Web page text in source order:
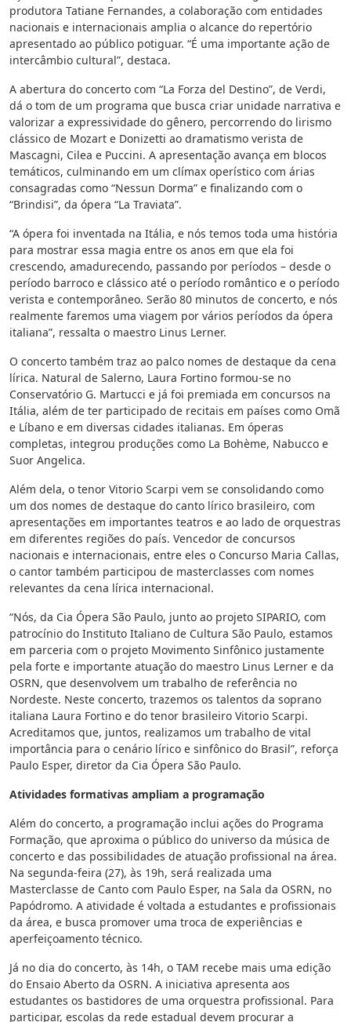
produtora Tatiane Fernandes, a colaboração com entidades
nacionais e internacionais amplia o alcance do repertório
apresentado ao público potiguar. “É uma importante ação de
intercâmbio cultural”, destaca.
A abertura do concerto com “La Forza del Destino”, de Verdi,
dá o tom de um programa que busca criar unidade narrativa e
valorizar a expressividade do gênero, percorrendo do lirismo
clássico de Mozart e Donizetti ao dramatismo verista de
Mascagni, Cilea e Puccini. A apresentação avança em blocos
temáticos, culminando em um clímax operístico com árias
consagradas como “Nessun Dorma” e finalizando com o
“Brindisi”, da ópera “La Traviata”.
“A ópera foi inventada na Itália, e nós temos toda uma história
para mostrar essa magia entre os anos em que ela foi
crescendo, amadurecendo, passando por períodos – desde o
período barroco e clássico até o período romântico e o período
verista e contemporâneo. Serão 80 minutos de concerto, e nós
realmente faremos uma viagem por vários períodos da ópera
italiana”, ressalta o maestro Linus Lerner.
O concerto também traz ao palco nomes de destaque da cena
lírica. Natural de Salerno, Laura Fortino formou-se no
Conservatório G. Martucci e já foi premiada em concursos na
Itália, além de ter participado de recitais em países como Omã
e Líbano e em diversas cidades italianas. Em óperas
completas, integrou produções como La Bohème, Nabucco e
Suor Angelica.
Além dela, o tenor Vitorio Scarpi vem se consolidando como
um dos nomes de destaque do canto lírico brasileiro, com
apresentações em importantes teatros e ao lado de orquestras
em diferentes regiões do país. Vencedor de concursos
nacionais e internacionais, entre eles o Concurso Maria Callas,
o cantor também participou de masterclasses com nomes
relevantes da cena lírica internacional.
“Nós, da Cia Ópera São Paulo, junto ao projeto SIPARIO, com
patrocínio do Instituto Italiano de Cultura São Paulo, estamos
em parceria com o projeto Movimento Sinfônico justamente
pela forte e importante atuação do maestro Linus Lerner e da
OSRN, que desenvolvem um trabalho de referência no
Nordeste. Neste concerto, trazemos os talentos da soprano
italiana Laura Fortino e do tenor brasileiro Vitorio Scarpi.
Acreditamos que, juntos, realizamos um trabalho de vital
importância para o cenário lírico e sinfônico do Brasil”, reforça
Paulo Esper, diretor da Cia Ópera São Paulo.
Atividades formativas ampliam a programação
Além do concerto, a programação inclui ações do Programa
Formação, que aproxima o público do universo da música de
concerto e das possibilidades de atuação profissional na área.
Na segunda-feira (27), às 19h, será realizada uma
Masterclasse de Canto com Paulo Esper, na Sala da OSRN, no
Papódromo. A atividade é voltada a estudantes e profissionais
da área, e busca promover uma troca de experiências e
aperfeiçoamento técnico.
Já no dia do concerto, às 14h, o TAM recebe mais uma edição
do Ensaio Aberto da OSRN. A iniciativa apresenta aos
estudantes os bastidores de uma orquestra profissional. Para
participar, escolas da rede estadual devem procurar a